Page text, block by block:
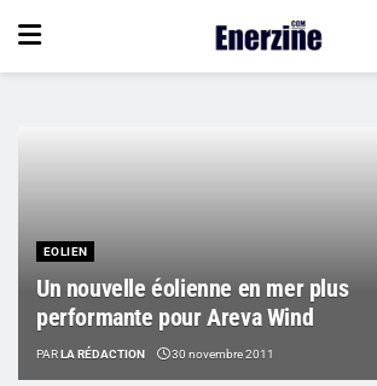
EOLIEN
Un nouvelle éolienne en mer plus
performante pour Areva Wind
PARLA RÉDACTION 30 novembre 2011